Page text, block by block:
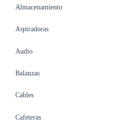
Almacenamiento
Aspiradoras
Audio
Balanzas
Cables
Cafeteras